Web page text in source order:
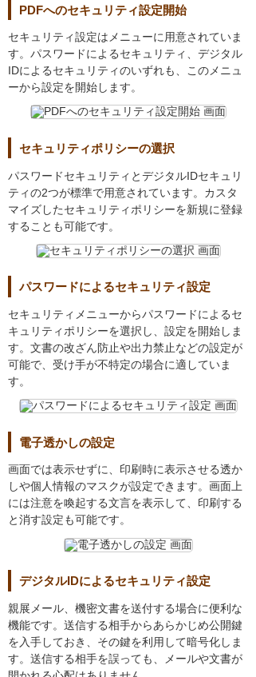
PDFへのセキュリティ設定開始
セキュリティ設定はメニューに用意されていま
す。パスワードによるセキュリティ、デジタル
IDによるセキュリティのいずれも、このメニュ
ーから設定を開始します。
セキュリティポリシーの選択
パスワードセキュリティとデジタルIDセキュリ
ティの2つが標準で用意されています。カスタ
マイズしたセキュリティポリシーを新規に登録
することも可能です。
パスワードによるセキュリティ設定
セキュリティメニューからパスワードによるセ
キュリティポリシーを選択し、設定を開始しま
す。文書の改ざん防止や出力禁止などの設定が
可能で、受け手が不特定の場合に適していま
す。
電子透かしの設定
画面では表示せずに、印刷時に表示させる透か
しや個人情報のマスクが設定できます。画面上
には注意を喚起する文言を表示して、印刷する
と消す設定も可能です。
デジタルIDによるセキュリティ設定
親展メール、機密文書を送付する場合に便利な
機能です。送信する相手からあらかじめ公開鍵
を入手しておき、その鍵を利用して暗号化しま
す。送信する相手を誤っても、メールや文書が